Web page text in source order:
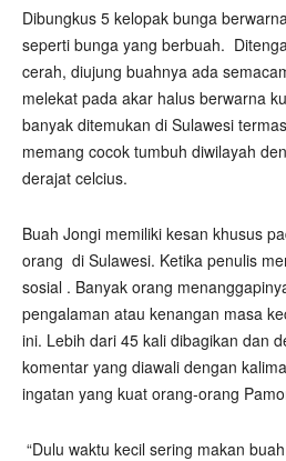
Dibungkus 5 kelopak bunga
seperti bunga yang berbuah.
cerah, diujung buahnya ada
melekat pada akar halus berwarna
banyak ditemukan di Sulawesi
memang cocok tumbuh diwilayah
derajat celcius.
Buah Jongi memiliki kesan khusus
orang di Sulawesi. Ketika penulis
sosial . Banyak orang
pengalaman atau kenangan masa
ini. Lebih dari 45 kali dibagikan dan
komentar yang diawali dengan
ingatan yang kuat orang-orang
“Dulu waktu kecil sering makan